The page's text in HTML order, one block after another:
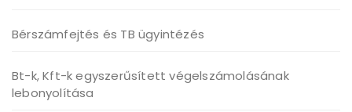
Bérszámfejtés és TB ügyintézés
Bt-k, Kft-k egyszerűsített végelszámolásának
lebonyolítása